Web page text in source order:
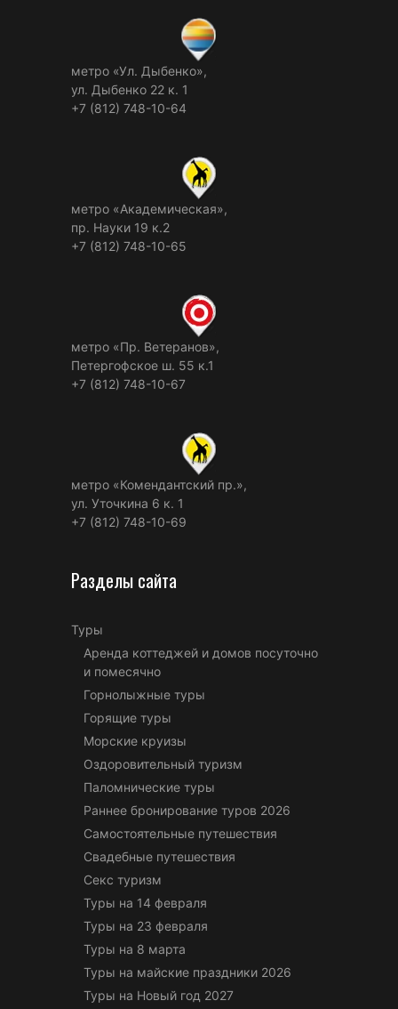
метро «Ул. Дыбенко»,
ул. Дыбенко 22 к. 1
+7 (812) 748-10-64
метро «Академическая»,
пр. Науки 19 к.2
+7 (812) 748-10-65
метро «Пр. Ветеранов»,
Петергофское ш. 55 к.1
+7 (812) 748-10-67
метро «Комендантский пр.»,
ул. Уточкина 6 к. 1
+7 (812) 748-10-69
Разделы сайта
Туры
Аренда коттеджей и домов посуточно
и помесячно
Горнолыжные туры
Горящие туры
Морские круизы
Оздоровительный туризм
Паломнические туры
Раннее бронирование туров 2026
Самостоятельные путешествия
Свадебные путешествия
Секс туризм
Туры на 14 февраля
Туры на 23 февраля
Туры на 8 марта
Туры на майские праздники 2026
Туры на Новый год 2027